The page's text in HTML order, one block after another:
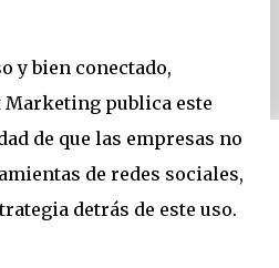
y bien conectado,
publica este
de que las empresas no
de redes sociales,
detrás de este uso.